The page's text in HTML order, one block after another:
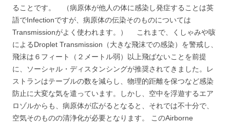
ることです。 （病原体が他人の体に感染し発症することは英
語でInfectionですが、病原体の伝染そのものについては
Transmissionがよく使われます。） これまで、くしゃみや咳
によるDroplet Transmission（大きな飛沫での感染）を警戒し、
飛沫は６フィート（２メートル弱）以上飛ばないことを前提
に、ソーシャル・ディスタンシングが推奨されてきました。レ
ストランはテーブルの数を減らし、物理的距離を保つなど感染
防止に大変な気を遣っています。しかし、空中を浮遊するエア
ロゾルからも、病原体が広がるとなると、それでは不十分で、
空気そのものの清浄化が必要となります。 このAirborne